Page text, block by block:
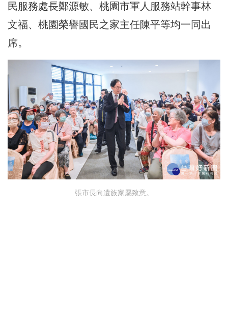
民服務處長鄭源敏、桃園市軍人服務站幹事林
文福、桃園榮譽國民之家主任陳平等均一同出
席。
張市長向遺族家屬致意。